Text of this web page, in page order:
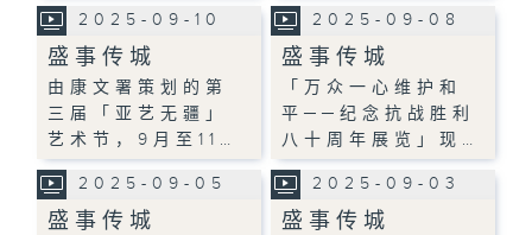
2025-09-10
盛事传城
由康文署策划的第
三届「亚艺无疆」
艺术节，9月至11…
2025-09-08
盛事传城
「万众一心维护和
平──纪念抗战胜利
八十周年展览」现…
2025-09-05
盛事传城
2025-09-03
盛事传城